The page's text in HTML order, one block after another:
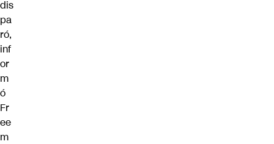
dis
pa
ró,
inf
or
m
ó
Fr
ee
m